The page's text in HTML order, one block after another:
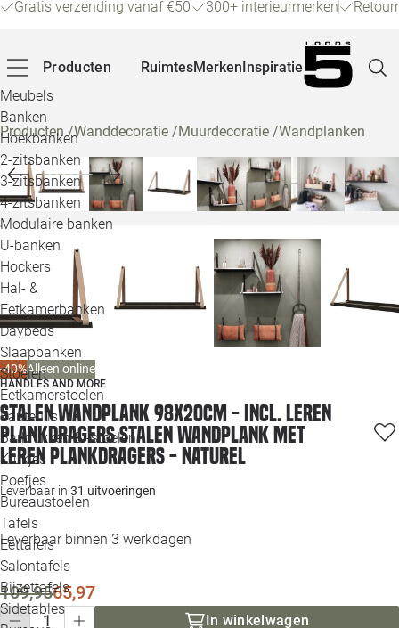
Gratis verzending vanaf €50 300+ interieurmerken
Producten
Meubels
Banken
Hoekbanken
2-zitsbanken
3-zitsbanken
4-zitsbanken
Modulaire banken
U-banken
Hockers
Hal- &
Eetkamerbanken
Daybeds
Slaapbanken
Stoelen
Eetkamerstoelen
Fauteuils
Barkrukken & -stoelen
Krukjes
Poefjes
Bureaustoelen
Tafels
Eettafels
Salontafels
Bijzettafels
Sidetables
RuimtesMerkenInspiratie
Producten/Wanddecoratie /Muurdecoratie /Wandplanken
-40%Alleen online
HANDLES AND MORE
Stalen wandplank 98x20cm - incl. leren
plankdragers Stalen wandplank met
leren plankdragers - Naturel
Leverbaar in 31 uitvoeringen
Leverbaar binnen 3 werkdagen
109,9565,97
In winkelwagen